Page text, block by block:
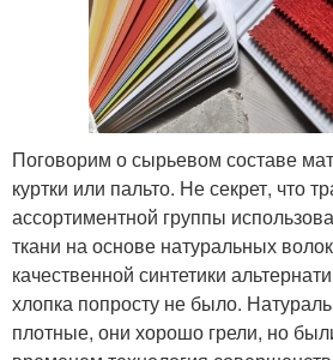
Поговорим о сырьевом составе
куртки или пальто. Не секрет, что
ассортиментной группы
ткани на основе натуральных
качественной синтетики
хлопка попросту не было.
плотные, они хорошо грели, но